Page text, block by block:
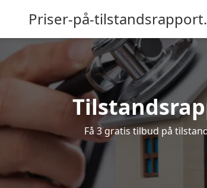
Priser-på-
Få 3 gratis tilbud på